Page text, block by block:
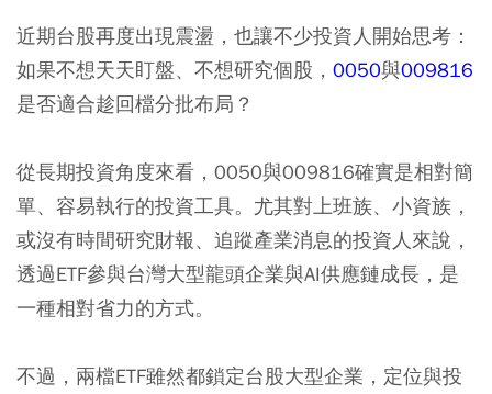
近期台股再度出現震盪，也讓不少投資人開始思考：
如果不想天天盯盤、不想研究個股， 0050與009816
是否適合趁回檔分批布局？
從長期投資角度來看，0050與009816確實是相對簡
單、容易執行的投資工具。尤其對上班族、小資族，
或沒有時間研究財報、追蹤產業消息的投資人來說，
透過ETF參與台灣大型龍頭企業與AI供應鏈成長，是
一種相對省力的方式。
不過，兩檔ETF雖然都鎖定台股大型企業，定位與投